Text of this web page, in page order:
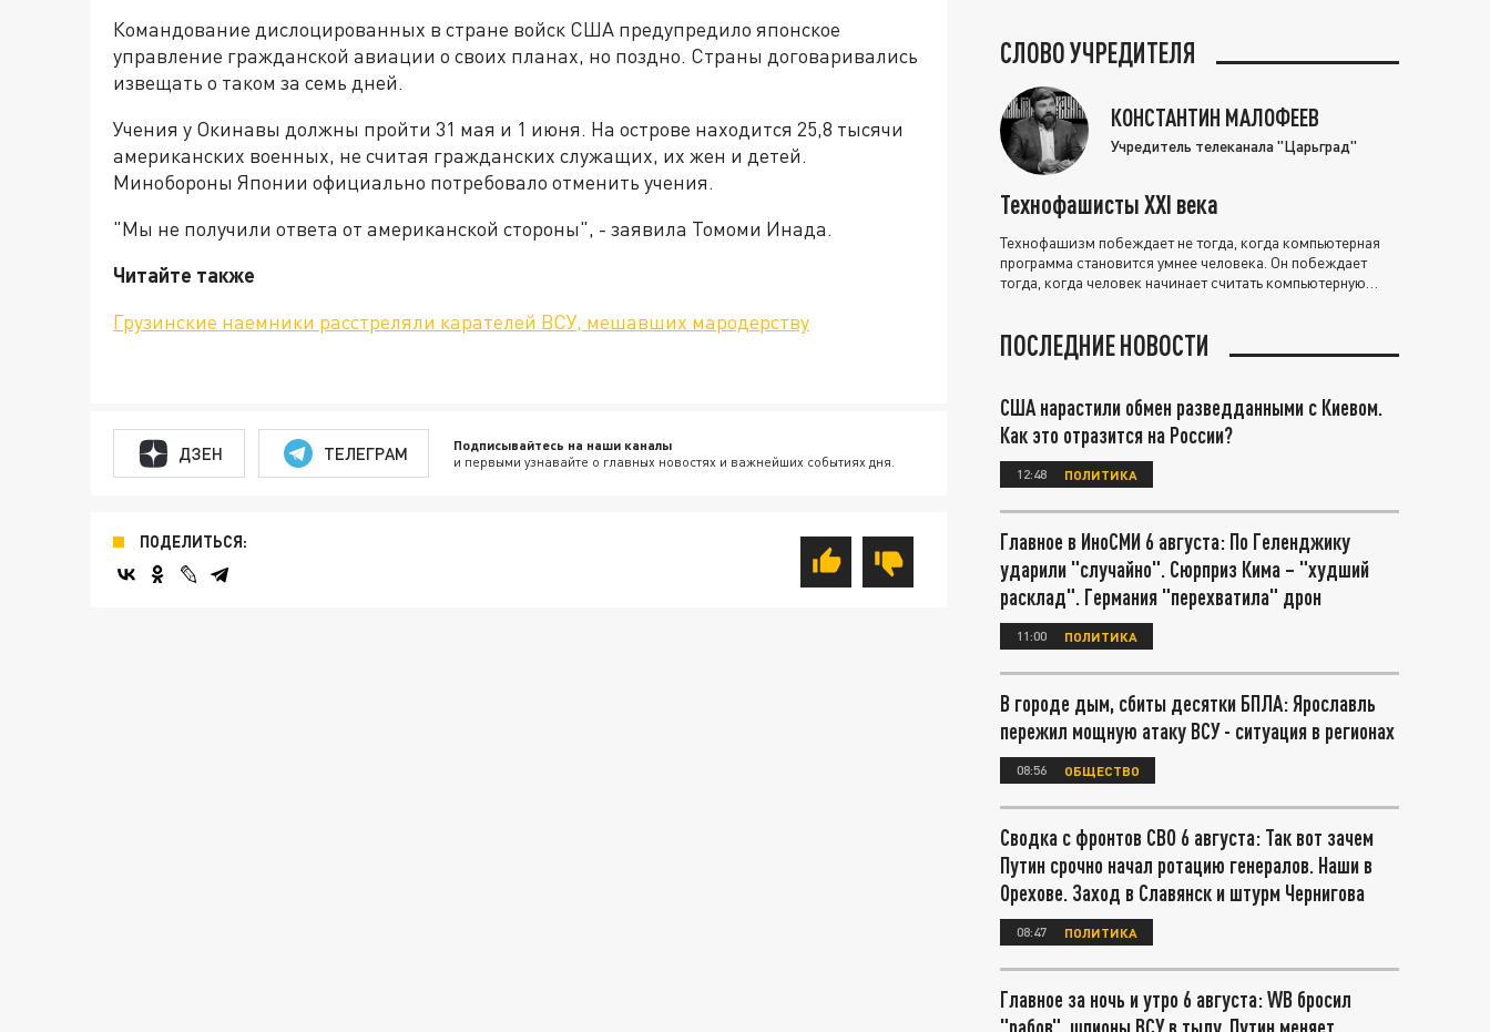
Командование дислоцированных в стране войск США предупредило японское
управление гражданской авиации о своих планах, но поздно. Страны договаривались
извещать о таком за семь дней.
Учения у Окинавы должны пройти 31 мая и 1 июня. На острове находится 25,8 тысячи
американских военных, не считая гражданских служащих, их жен и детей.
Минобороны Японии официально потребовало отменить учения.
"Мы не получили ответа от американской стороны", - заявила Томоми Инада.
Читайте также
Грузинские наемники расстреляли карателей ВСУ, мешавших мародерству
ДЗЕН ТЕЛЕГРАМ Подписывайтесь на наши каналы
и первыми узнавайте о главных новостях и важнейших событиях дня.
ПОДЕЛИТЬСЯ:
СЛОВО УЧРЕДИТЕЛЯ
КОНСТАНТИН МАЛОФЕЕВ
Учредитель телеканала "Царьград"
Технофашисты XXI века
Технофашизм побеждает не тогда, когда компьютерная
программа становится умнее человека. Он побеждает
тогда, когда человек начинает считать компьютерную
ПОСЛЕДНИЕ НОВОСТИ
США нарастили обмен разведданными с Киевом.
Как это отразится на России?
12:48 ПОЛИТИКА
Главное в ИноСМИ 6 августа: По Геленджику
ударили "случайно". Сюрприз Кима – "худший
расклад". Германия "перехватила" дрон
11:00 ПОЛИТИКА
В городе дым, сбиты десятки БПЛА: Ярославль
пережил мощную атаку ВСУ - ситуация в регионах
08:56 ОБЩЕСТВО
Сводка с фронтов СВО 6 августа: Так вот зачем
Путин срочно начал ротацию генералов. Наши в
Орехове. Заход в Славянск и штурм Чернигова
08:47 ПОЛИТИКА
Главное за ночь и утро 6 августа: WB бросил